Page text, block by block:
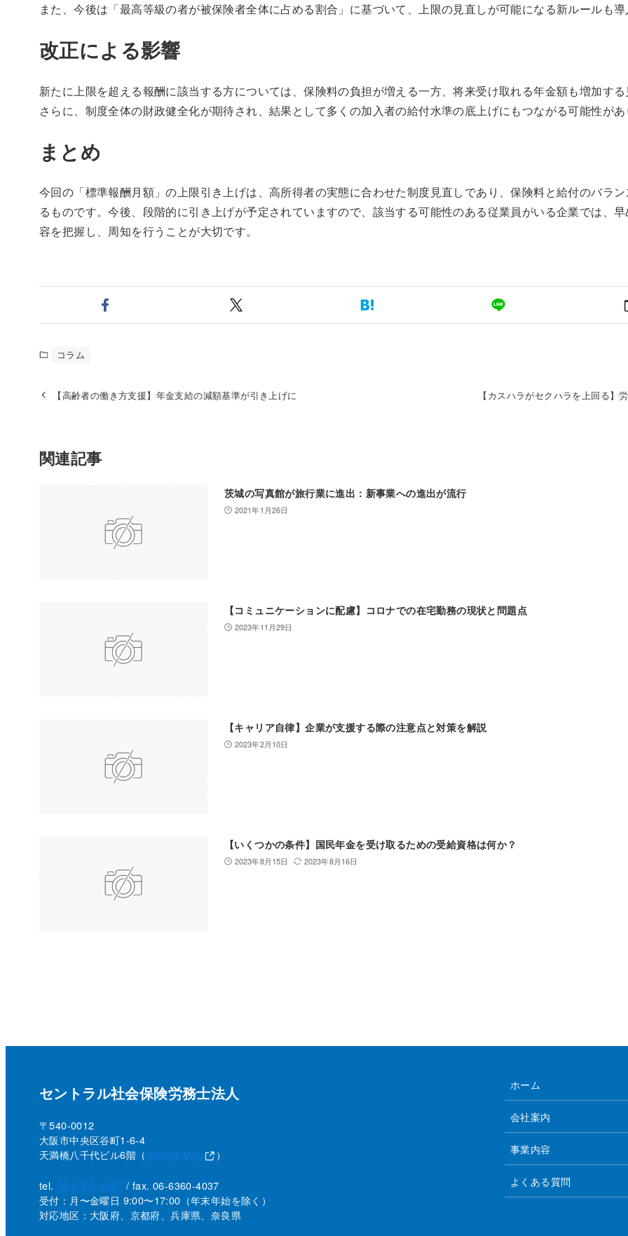
また、今後は「最高等級の者が被保険者全体に占める割合」に基づいて、上限の見直しが可能になる新ルールも導
改正による影響
新たに上限を超える報酬に該当する方については、保険料の負担が増える一方、将来受け取れる年金額も増加する
さらに、制度全体の財政健全化が期待され、結果として多くの加入者の給付水準の底上げにもつながる可能性があ
まとめ
今回の「標準報酬月額」の上限引き上げは、高所得者の実態に合わせた制度見直しであり、保険料と給付のバラ
るものです。今後、段階的に引き上げが予定されていますので、該当する可能性のある従業員がいる企業では、
容を把握し、周知を行うことが大切です。
コラム
【高齢者の働き方支援】年金支給の減額基準が引き上げに 【カスハラがセクハラを上回る】
関連記事
茨城の写真館が旅行業に進出：新事業への進出が流行
2021年1月26日
【コミュニケーションに配慮】コロナでの在宅勤務の現状と問題点
2023年11月29日
【キャリア自律】企業が支援する際の注意点と対策を解説
2023年2月10日
【いくつかの条件】国民年金を受け取るための受給資格は何か？
2023年8月15日 2023年8月16日
セントラル社会保険労務士法人
〒540-0012
大阪市中央区谷町1-6-4
天満橋八千代ビル6階（Google Map ）
tel. 06-6360-4027 / fax. 06-6360-4037
受付：月〜金曜日 9:00〜17:00 （年末年始を除く）
対応地区：大阪府、京都府、兵庫県、奈良県
ホーム
会社案内
事業内容
よくある質問